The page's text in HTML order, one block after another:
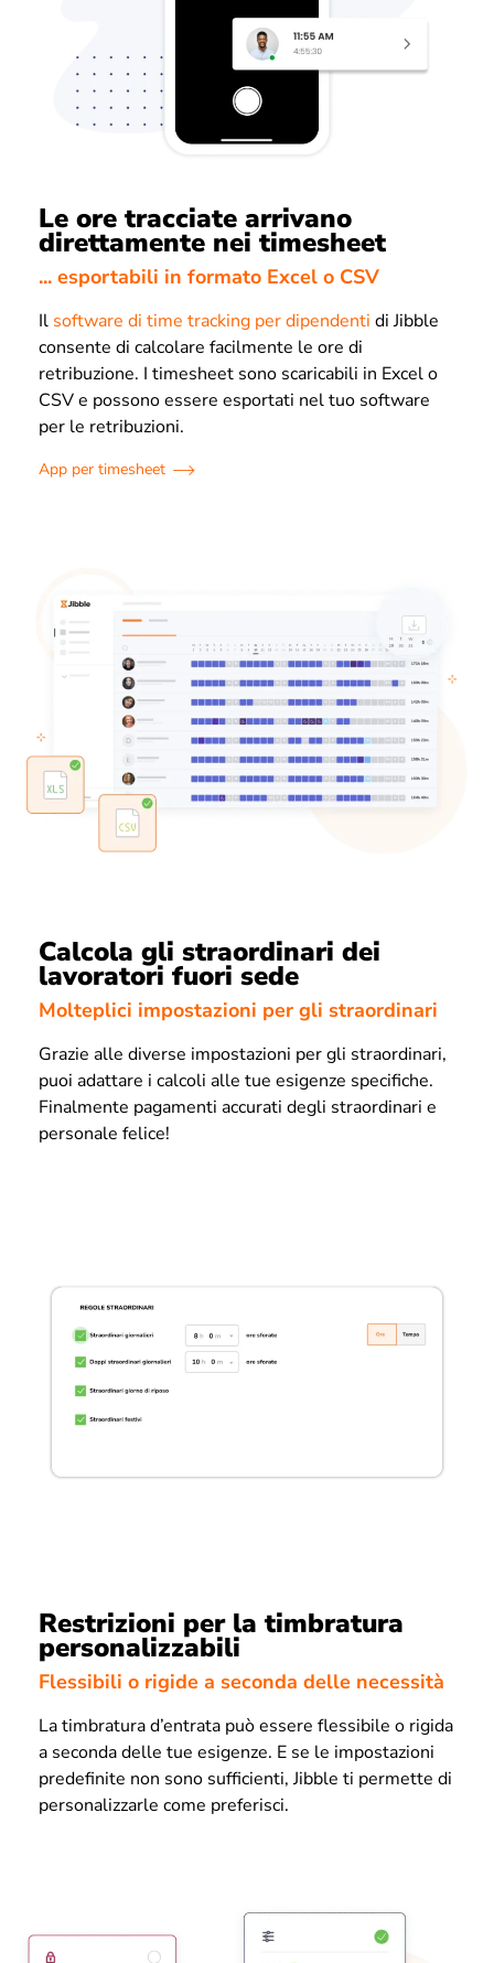
Le ore tracciate arrivano
direttamente nei timesheet
... esportabili in formato Excel o CSV
Il software di time tracking per dipendenti di Jibble
consente di calcolare facilmente le ore di
retribuzione. I timesheet sono scaricabili in Excel o
CSV e possono essere esportati nel tuo software
per le retribuzioni.
App per timesheet
Calcola gli straordinari dei
lavoratori fuori sede
Molteplici impostazioni per gli straordinari
Grazie alle diverse impostazioni per gli straordinari,
puoi adattare i calcoli alle tue esigenze specifiche.
Finalmente pagamenti accurati degli straordinari e
personale felice!
Restrizioni per la timbratura
personalizzabili
Flessibili o rigide a seconda delle necessità
La timbratura d’entrata può essere flessibile o rigida
a seconda delle tue esigenze. E se le impostazioni
predefinite non sono sufficienti, Jibble ti permette di
personalizzarle come preferisci.